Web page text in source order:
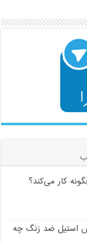
کار می‌کند؟
استیل ضد زنگ چه